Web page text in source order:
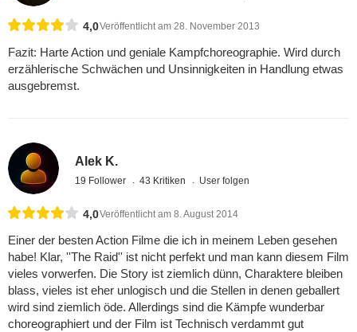
4,0Veröffentlicht am 28. November 2013
Fazit: Harte Action und geniale Kampfchoreographie. Wird durch
erzählerische Schwächen und Unsinnigkeiten in Handlung etwas
ausgebremst.
Alek K.
19 Follower 43 Kritiken User folgen
4,0Veröffentlicht am 8. August 2014
Einer der besten Action Filme die ich in meinem Leben gesehen
habe! Klar, ''The Raid'' ist nicht perfekt und man kann diesem Film
vieles vorwerfen. Die Story ist ziemlich dünn, Charaktere bleiben
blass, vieles ist eher unlogisch und die Stellen in denen geballert
wird sind ziemlich öde. Allerdings sind die Kämpfe wunderbar
choreographiert und der Film ist Technisch verdammt gut